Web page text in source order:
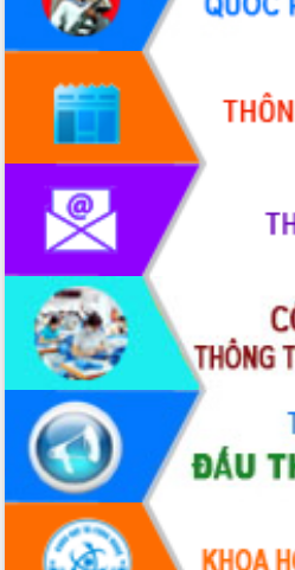
Hội nghị triển khai kết nối mạng
truyền số liệu chuyên dùng phục vụ cơ
quan Đảng, Nhà nước
Lễ phát động chuỗi hoạt động chung
tay làm sạch môi trường
Xã Ea Kar bước chuyển mình trong
công tác cải cách hành chính mô hình
UBND tỉnh họp báo định kỳ tháng 4
năm 2026
Hội thảo khoa học “Giải pháp thúc đẩy
phát triển nền kinh tế xanh tại tỉnh
Đắk Lắk”
Tăng cường giám sát, đôn đốc thực
hiện nhiệm vụ quản lý tài sản công
hàng tuần
Tháo gỡ những vướng mắc, đẩy mạnh
công tác cải cách thủ tục hành chính
tại Trung tâm Phục vụ hành chính
công tỉnh
Đắk Lắk: Tôn vinh 46 giải pháp tại Hội
thi Sáng tạo Kỹ thuật 2024 - 2025